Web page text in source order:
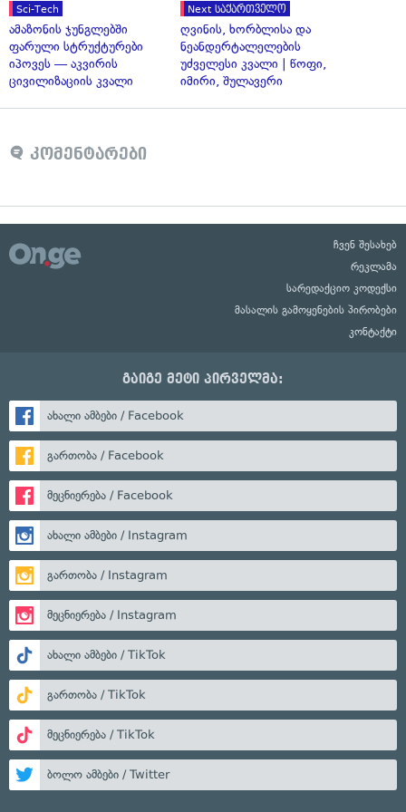
Sci-Tech
ამაზონის ჯუნგლებში
ფარული სტრუქტურები
იპოვეს — აკვირის
ცივილიზაციის კვალი
Next საქართველო
ღვინის, ხორბლისა და
ნეანდერტალელების
უძველესი კვალი | წოფი,
იმირი, შულავერი
კომენტარები
ჩვენ შესახებ
რეკლამა
სარედაქციო კოდექსი
მასალის გამოყენების პირობები
კონტაქტი
გაიგე მეტი პირველმა:
ახალი ამბები / Facebook
გართობა / Facebook
მეცნიერება / Facebook
ახალი ამბები / Instagram
გართობა / Instagram
მეცნიერება / Instagram
ახალი ამბები / TikTok
გართობა / TikTok
მეცნიერება / TikTok
ბოლო ამბები / Twitter